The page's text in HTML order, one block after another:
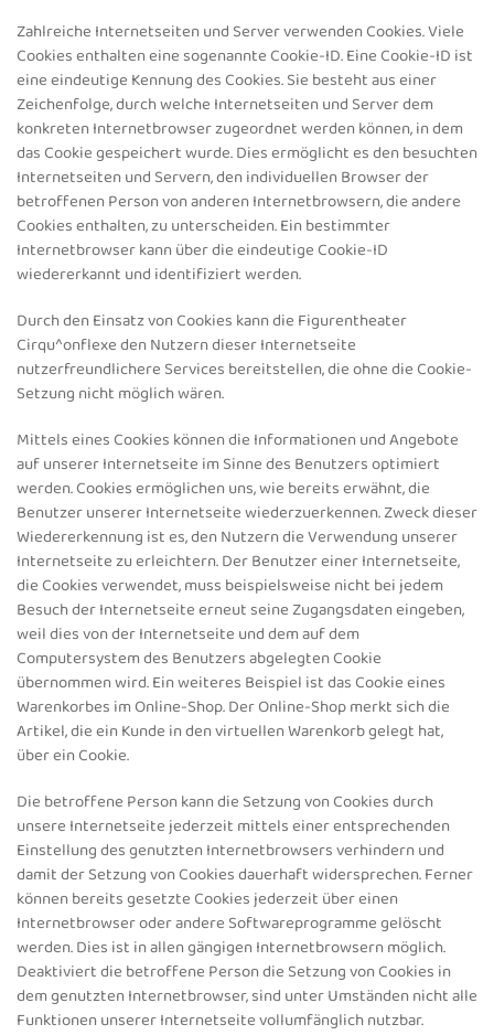
Zahlreiche Internetseiten und Server verwenden Cookies. Viele
Cookies enthalten eine sogenannte Cookie-ID. Eine Cookie-ID ist
eine eindeutige Kennung des Cookies. Sie besteht aus einer
Zeichenfolge, durch welche Internetseiten und Server dem
konkreten Internetbrowser zugeordnet werden können, in dem
das Cookie gespeichert wurde. Dies ermöglicht es den besuchten
Internetseiten und Servern, den individuellen Browser der
betroffenen Person von anderen Internetbrowsern, die andere
Cookies enthalten, zu unterscheiden. Ein bestimmter
Internetbrowser kann über die eindeutige Cookie-ID
wiedererkannt und identifiziert werden.
Durch den Einsatz von Cookies kann die Figurentheater
Cirqu^onflexe den Nutzern dieser Internetseite
nutzerfreundlichere Services bereitstellen, die ohne die Cookie-
Setzung nicht möglich wären.
Mittels eines Cookies können die Informationen und Angebote
auf unserer Internetseite im Sinne des Benutzers optimiert
werden. Cookies ermöglichen uns, wie bereits erwähnt, die
Benutzer unserer Internetseite wiederzuerkennen. Zweck dieser
Wiedererkennung ist es, den Nutzern die Verwendung unserer
Internetseite zu erleichtern. Der Benutzer einer Internetseite,
die Cookies verwendet, muss beispielsweise nicht bei jedem
Besuch der Internetseite erneut seine Zugangsdaten eingeben,
weil dies von der Internetseite und dem auf dem
Computersystem des Benutzers abgelegten Cookie
übernommen wird. Ein weiteres Beispiel ist das Cookie eines
Warenkorbes im Online-Shop. Der Online-Shop merkt sich die
Artikel, die ein Kunde in den virtuellen Warenkorb gelegt hat,
über ein Cookie.
Die betroffene Person kann die Setzung von Cookies durch
unsere Internetseite jederzeit mittels einer entsprechenden
Einstellung des genutzten Internetbrowsers verhindern und
damit der Setzung von Cookies dauerhaft widersprechen. Ferner
können bereits gesetzte Cookies jederzeit über einen
Internetbrowser oder andere Softwareprogramme gelöscht
werden. Dies ist in allen gängigen Internetbrowsern möglich.
Deaktiviert die betroffene Person die Setzung von Cookies in
dem genutzten Internetbrowser, sind unter Umständen nicht alle
Funktionen unserer Internetseite vollumfänglich nutzbar.